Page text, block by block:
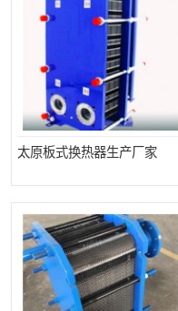
太原板式换热器生产厂家